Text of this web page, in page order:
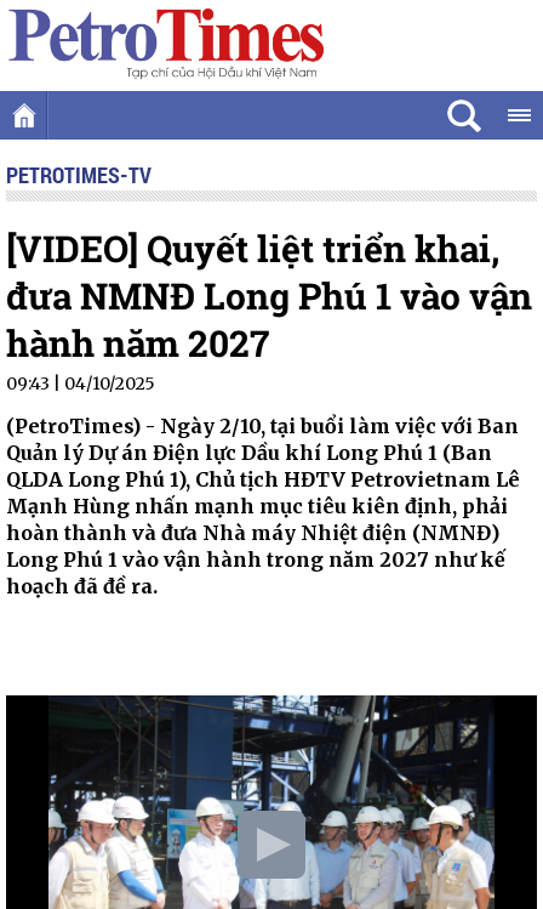
PETROTIMES-TV
[VIDEO] Quyết liệt triển khai,
đưa NMNĐ Long Phú 1 vào vận
hành năm 2027
09:43 | 04/10/2025
(PetroTimes) - Ngày 2/10, tại buổi làm việc với Ban
Quản lý Dự án Điện lực Dầu khí Long Phú 1 (Ban
QLDA Long Phú 1), Chủ tịch HĐTV Petrovietnam Lê
Mạnh Hùng nhấn mạnh mục tiêu kiên định, phải
hoàn thành và đưa Nhà máy Nhiệt điện (NMNĐ)
Long Phú 1 vào vận hành trong năm 2027 như kế
hoạch đã đề ra.